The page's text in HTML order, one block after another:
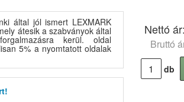
által jól ismert LEXMARK
átesik a szabványok által
kerül. oldal
5% a nyomtatott oldalak
Nettó ár:
Bruttó
db